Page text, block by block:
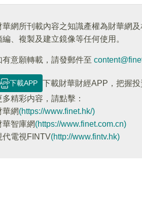
華網所刊載內容之知識產權為財華網
編、複製及建立鏡像等任何使用。
有意願轉載，請發郵件至
下載APP
下載財華財經APP，把握
多精彩内容，請點擊：
華網(https://www.finet.hk/)
華智庫網(https://www.finet.com.cn)
代電視FINTV(http://www.fintv.hk)